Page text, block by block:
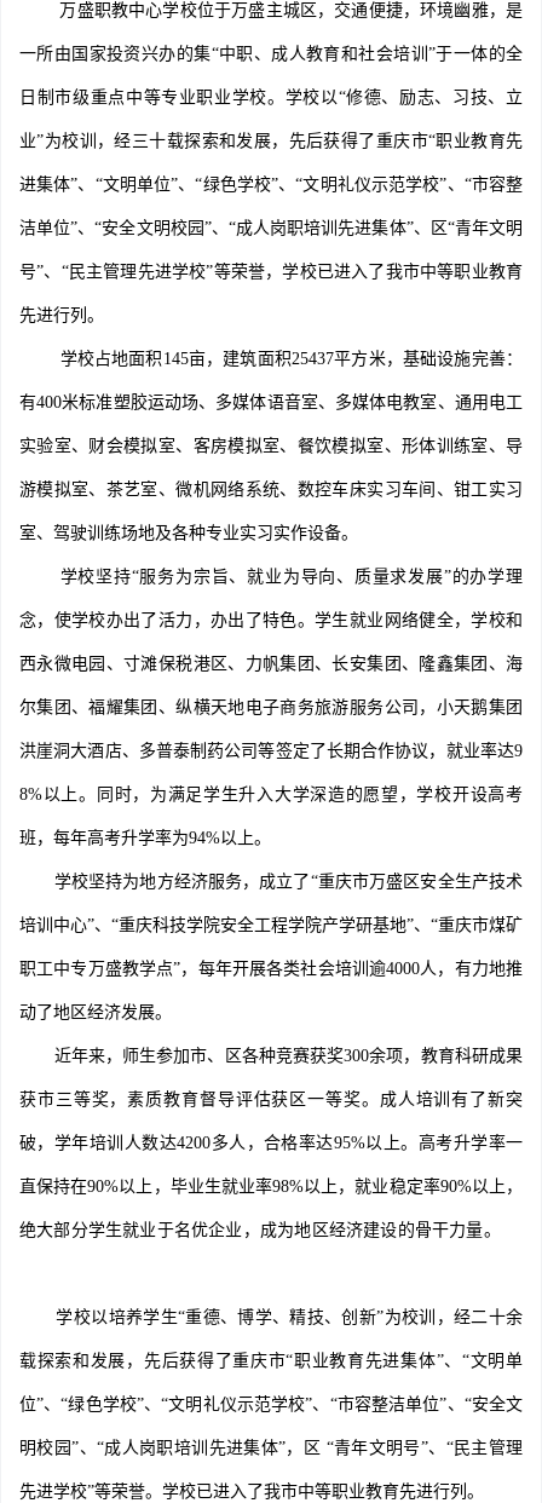
万盛职教中心学校位于万盛主城区，交通便捷，环境幽雅，是
一所由国家投资兴办的集“中职、成人教育和社会培训”于一体的全
日制市级重点中等专业职业学校。学校以“修德、励志、习技、立
业”为校训，经三十载探索和发展，先后获得了重庆市“职业教育先
进集体”、“文明单位”、“绿色学校”、“文明礼仪示范学校”、“市容整
洁单位”、“安全文明校园”、“成人岗职培训先进集体”、区“青年文明
号”、“民主管理先进学校”等荣誉，学校已进入了我市中等职业教育
先进行列。
学校占地面积145亩，建筑面积25437平方米，基础设施完善：
有400米标准塑胶运动场、多媒体语音室、多媒体电教室、通用电工
实验室、财会模拟室、客房模拟室、餐饮模拟室、形体训练室、导
游模拟室、茶艺室、微机网络系统、数控车床实习车间、钳工实习
室、驾驶训练场地及各种专业实习实作设备。
学校坚持“服务为宗旨、就业为导向、质量求发展”的办学理
念，使学校办出了活力，办出了特色。学生就业网络健全，学校和
西永微电园、寸滩保税港区、力帆集团、长安集团、隆鑫集团、海
尔集团、福耀集团、纵横天地电子商务旅游服务公司，小天鹅集团
洪崖洞大酒店、多普泰制药公司等签定了长期合作协议，就业率达9
8%以上。同时，为满足学生升入大学深造的愿望，学校开设高考
班，每年高考升学率为94%以上。
学校坚持为地方经济服务，成立了“重庆市万盛区安全生产技术
培训中心”、“重庆科技学院安全工程学院产学研基地”、“重庆市煤矿
职工中专万盛教学点”，每年开展各类社会培训逾4000人，有力地推
动了地区经济发展。
近年来，师生参加市、区各种竞赛获奖300余项，教育科研成果
获市三等奖，素质教育督导评估获区一等奖。成人培训有了新突
破，学年培训人数达4200多人，合格率达95%以上。高考升学率一
直保持在90%以上，毕业生就业率98%以上，就业稳定率90%以上，
绝大部分学生就业于名优企业，成为地区经济建设的骨干力量。
学校以培养学生“重德、博学、精技、创新”为校训，经二十余
载探索和发展，先后获得了重庆市“职业教育先进集体”、“文明单
位”、“绿色学校”、“文明礼仪示范学校”、“市容整洁单位”、“安全文
明校园”、“成人岗职培训先进集体”，区 “青年文明号”、“民主管理
先进学校”等荣誉。学校已进入了我市中等职业教育先进行列。